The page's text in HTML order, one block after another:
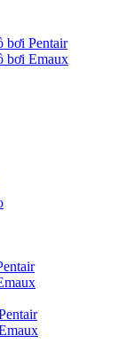
bơi Pentair
bơi Emaux